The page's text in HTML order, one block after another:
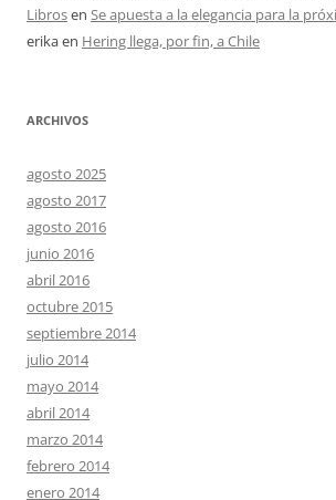
Librosen Se apuesta a la elegancia para la
erikaen Hering llega, por fin, a Chile
ARCHIVOS
agosto 2025
agosto 2017
agosto 2016
junio 2016
abril 2016
octubre 2015
septiembre 2014
julio 2014
mayo 2014
abril 2014
marzo 2014
febrero 2014
enero 2014